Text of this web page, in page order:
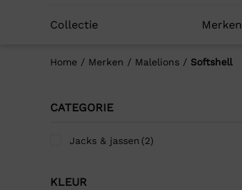
Collectie Merken
Home / Merken / Malelions / Softshell
CATEGORIE
Jacks & jassen (2)
KLEUR